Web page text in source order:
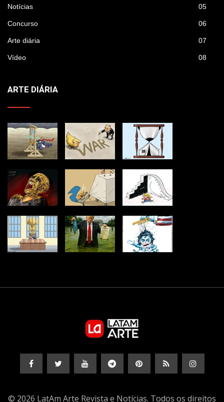
Notícias 05
Concurso 06
Arte diária 07
Vídeo 08
ARTE DIÁRIA
© 2026 LatAm Arte Revista e Notícias. Todos os direitos